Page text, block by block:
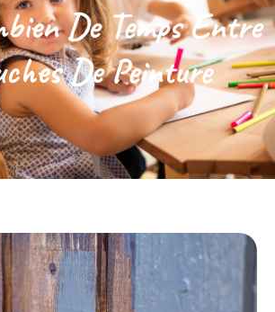
De Temps Entre
De Peinture